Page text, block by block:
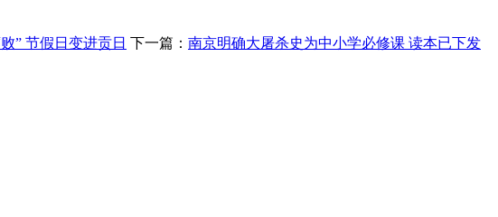
” 节假日变进贡日 下一篇： 南京明确大屠杀史为中小学必修课 读本已下发